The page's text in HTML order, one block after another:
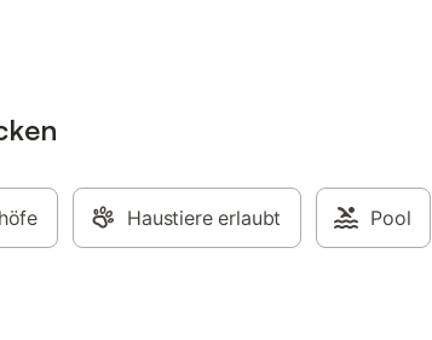
Haustiere erlaubt Pool